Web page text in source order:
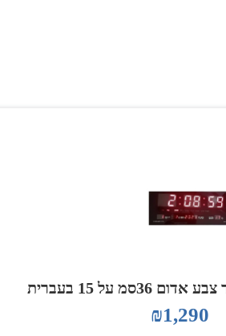
₪1,290